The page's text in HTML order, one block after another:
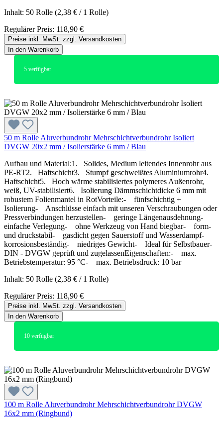
Inhalt: 50 Rolle (2,38 € / 1 Rolle)
Regulärer Preis: 118,90 €
Preise inkl. MwSt. zzgl. Versandkosten
In den Warenkorb
5 verfügbar
50 m Rolle Aluverbundrohr Mehrschichtverbundrohr Isoliert
DVGW 20x2 mm / Isolierstärke 6 mm / Blau
Aufbau und Material:1. Solides, Medium leitendes Innenrohr aus
PE-RT2. Haftschicht3. Stumpf geschweißtes Aluminiumrohr4.
Haftschicht5. Hoch wärme stabilisiertes polymeres Außenrohr,
weiß, UV-stabilisiert6. Isolierung Dämmschichtdicke 6 mm mit
robustem Folienmantel in RotVorteile:- fünfschichtig +
Isolierung- Anschlüsse einfach mit unseren Verschraubungen oder
Pressverbindungen herzustellen- geringe Längenausdehnung-
einfache Verlegung- ohne Werkzeug von Hand biegbar- form-
und druckstabil- gasdicht gegen Sauerstoff und Wasserdampf-
korrosionsbeständig- niedriges Gewicht- Ideal für Selbstbauer-
DIN - DVGW geprüft und zugelassenEigenschaften:- max.
Betriebstemperatur: 95 °C- max. Betriebsdruck: 10 bar
Inhalt: 50 Rolle (2,38 € / 1 Rolle)
Regulärer Preis: 118,90 €
Preise inkl. MwSt. zzgl. Versandkosten
In den Warenkorb
10 verfügbar
100 m Rolle Aluverbundrohr Mehrschichtverbundrohr DVGW
16x2 mm (Ringbund)